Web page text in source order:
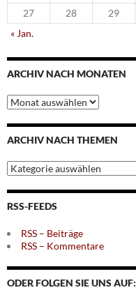
27
28
29
« Jan.
ARCHIV NACH MONATEN
Archiv
nach
Monaten
ARCHIV NACH THEMEN
Archiv
nach
Themen
RSS-FEEDS
RSS – Beiträge
RSS – Kommentare
ODER FOLGEN SIE UNS AUF: